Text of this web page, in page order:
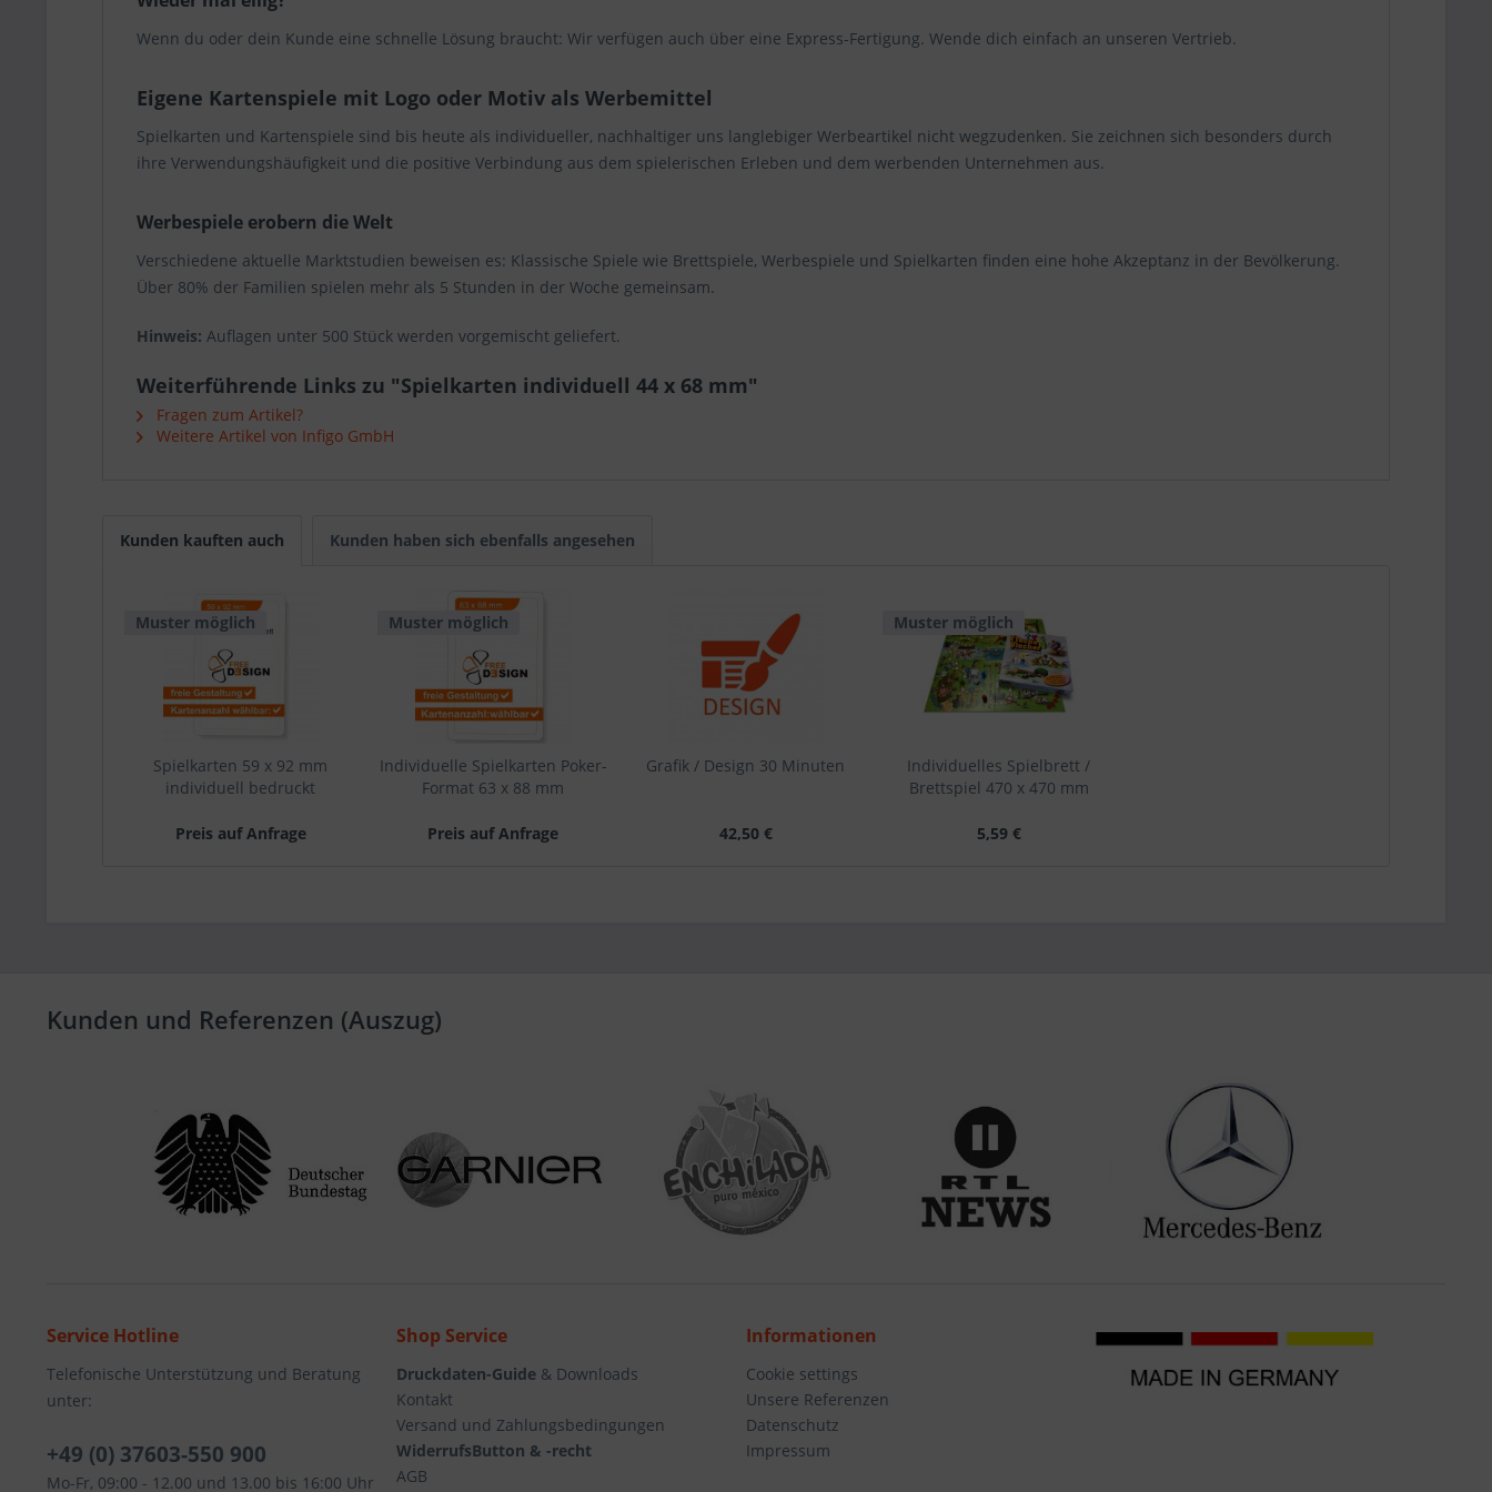
Wenn du oder dein Kunde eine schnelle Lösung braucht: Wir verfügen auch über eine Express-Fertigung. Wende dich einfach an unseren Vertrieb.
Eigene Kartenspiele mit Logo oder Motiv als Werbemittel
Spielkarten und Kartenspiele sind bis heute als individueller, nachhaltiger uns langlebiger Werbeartikel nicht wegzudenken. Sie zeichnen sich besonders durch
ihre Verwendungshäufigkeit und die positive Verbindung aus dem spielerischen Erleben und dem werbenden Unternehmen aus.
Werbespiele erobern die Welt
Verschiedene aktuelle Marktstudien beweisen es: Klassische Spiele wie Brettspiele, Werbespiele und Spielkarten finden eine hohe Akzeptanz in der Bevölkerung.
Über 80% der Familien spielen mehr als 5 Stunden in der Woche gemeinsam.
Hinweis: Auflagen unter 500 Stück werden vorgemischt geliefert.
Weiterführende Links zu "Spielkarten individuell 44 x 68 mm"
Fragen zum Artikel?
Weitere Artikel von Infigo GmbH
Kunden kauften auch Kunden haben sich ebenfalls angesehen
Muster möglich
Spielkarten 59 x 92 mm
individuell bedruckt
Preis auf Anfrage
Muster möglich
Individuelle Spielkarten Poker-
Format 63 x 88 mm
Preis auf Anfrage
Grafik / Design 30 Minuten
42,50 €
Muster möglich
Individuelles Spielbrett /
Brettspiel 470 x 470 mm
5,59 €
Kunden und Referenzen (Auszug)
Service Hotline
Telefonische Unterstützung und Beratung
unter:
+49 (0) 37603-550 900
Mo-Fr, 09:00 - 12.00 und 13.00 bis 16:00 Uhr
Shop Service
Druckdaten-Guide & Downloads
Kontakt
Versand und Zahlungsbedingungen
WiderrufsButton & -recht
AGB
Informationen
Cookie settings
Unsere Referenzen
Datenschutz
Impressum